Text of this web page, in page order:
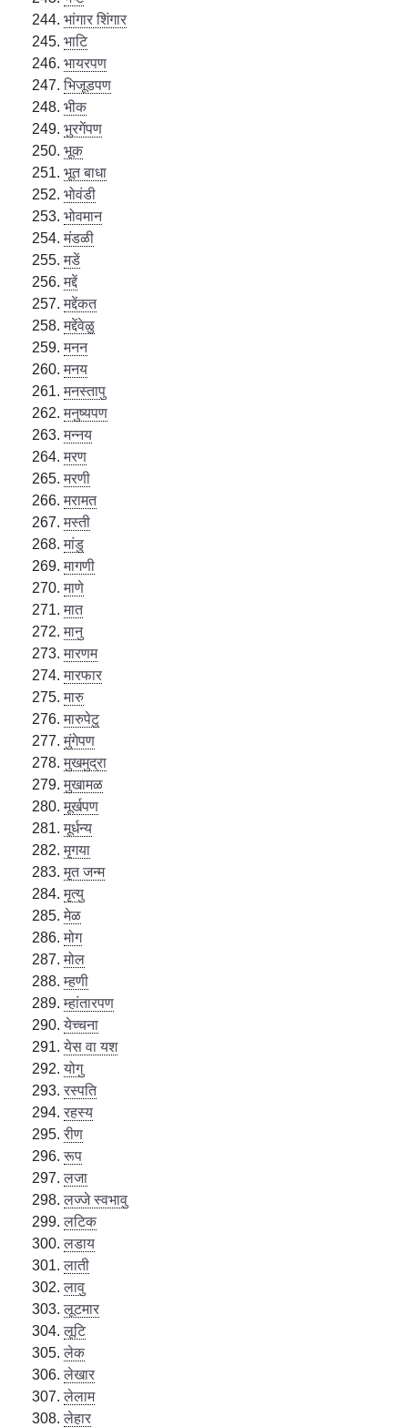
भांगार शिंगार
भाटि
भायरपण
भिजूडपण
भीक
भुरगेंपण
भूक
भूत बाधा
भोवंडी
भोवमान
मंडळी
मडें
मद्दें
मद्देंकत
मद्देंवेळु
मनन
मनय
मनस्तापु
मनुष्यपण
मन्नय
मरण
मरणी
मरामत
मस्ती
मांडु
मागणी
माणे
मात
मानु
मारणम
मारफार
मारु
मारुपेटु
मुंगेपण
मुखमुद्रा
मुखामळ
मूर्खपण
मूर्धन्य
मृगया
मृत जन्म
मृत्यु
मेळ
मोग
मोल
म्हणी
म्हांतारपण
येच्चना
येस वा यश
योगु
रस्पति
रहस्य
रीण
रूप
लजा
लज्जे स्वभावु
लटिक
लडाय
लाती
लावु
लूटमार
लूटि
लेक
लेखार
लेलाम
लेहार